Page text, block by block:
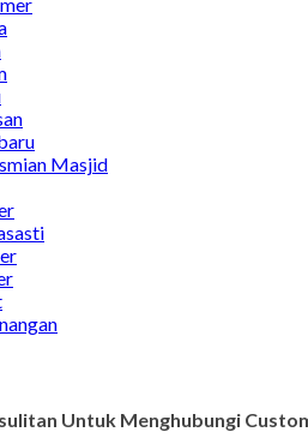
Masjid
Untuk Menghubungi